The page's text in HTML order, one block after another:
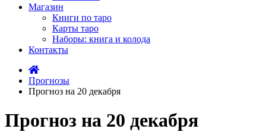
Магазин
Книги по таро
Карты таро
Наборы: книга и колода
Контакты
Прогнозы
Прогноз на 20 декабря
Прогноз на 20 декабря